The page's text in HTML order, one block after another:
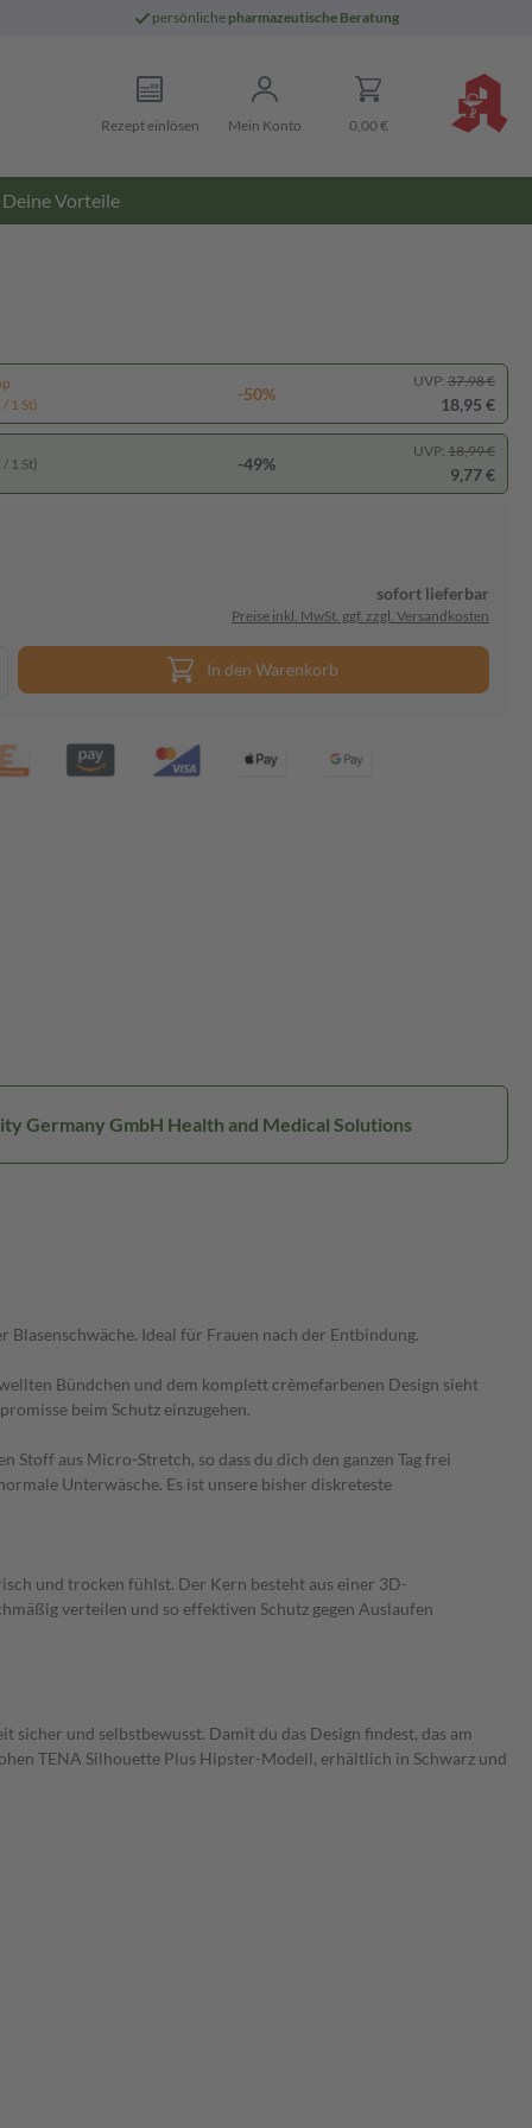
persönliche pharmazeutische Beratung
Rezept einlösen Mein Konto 0,00 €
Deine Vorteile
1 St)
-50%
UVP: 37,98 €
18,95 €
1 St) -49%
UVP: 18,99 €
9,77 €
sofort lieferbar
Preise inkl. MwSt. ggf. zzgl. Versandkosten
In den Warenkorb
Germany GmbH Health and Medical Solutions
Ideal für Frauen nach der Entbindung.
Bündchen und dem komplett crèmefarbenen Design sieht
beim Schutz einzugehen.
aus Micro-Stretch, so dass du dich den ganzen Tag frei
Unterwäsche. Es ist unsere bisher diskreteste
und trocken fühlst. Der Kern besteht aus einer 3D-
verteilen und so effektiven Schutz gegen Auslaufen
und selbstbewusst. Damit du das Design findest, das am
TENA Silhouette Plus Hipster-Modell, erhältlich in Schwarz und